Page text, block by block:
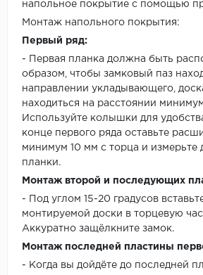
напольное покрытие с помощью
Монтаж напольного покрытия:
Первый ряд:
- Первая планка должна быть
образом, чтобы замковый паз
направлении укладывающего,
находиться на расстоянии
Используйте колышки для
конце первого ряда оставьте
минимум 10 мм с торца и измерьте
планки.
Монтаж второй и последующих
- Под углом 15-20 градусов
монтируемой доски в торцевую
Аккуратно защёлкните замок.
Монтаж последней пластины
- Когда вы дойдёте до последней